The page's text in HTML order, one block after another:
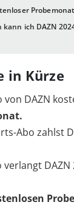
ich DAZN
in Kürze
DAZN
Abo zahlst
DAZN